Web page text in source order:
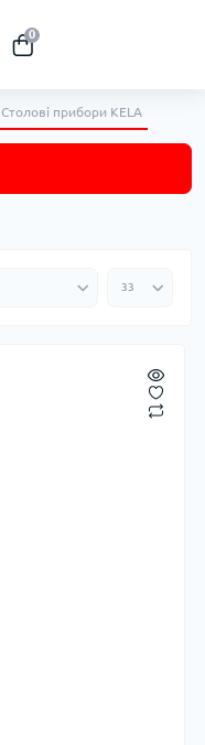
0
Столові прибори KELA